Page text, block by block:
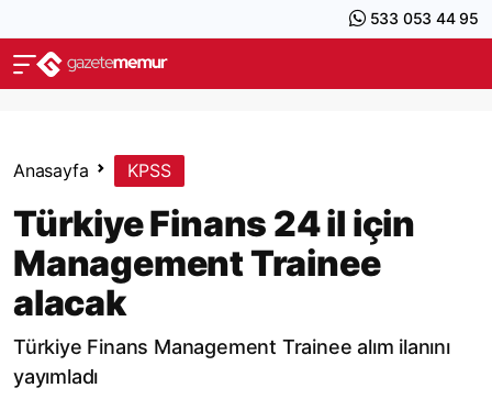
533 053 44 95
Anasayfa KPSS
Türkiye Finans 24 il için
Management Trainee
alacak
Türkiye Finans Management Trainee alım ilanını
yayımladı